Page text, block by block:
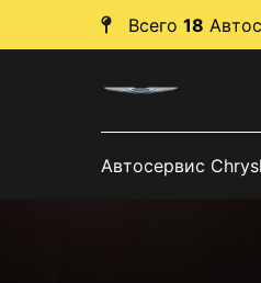
Всего 18
Автосервис